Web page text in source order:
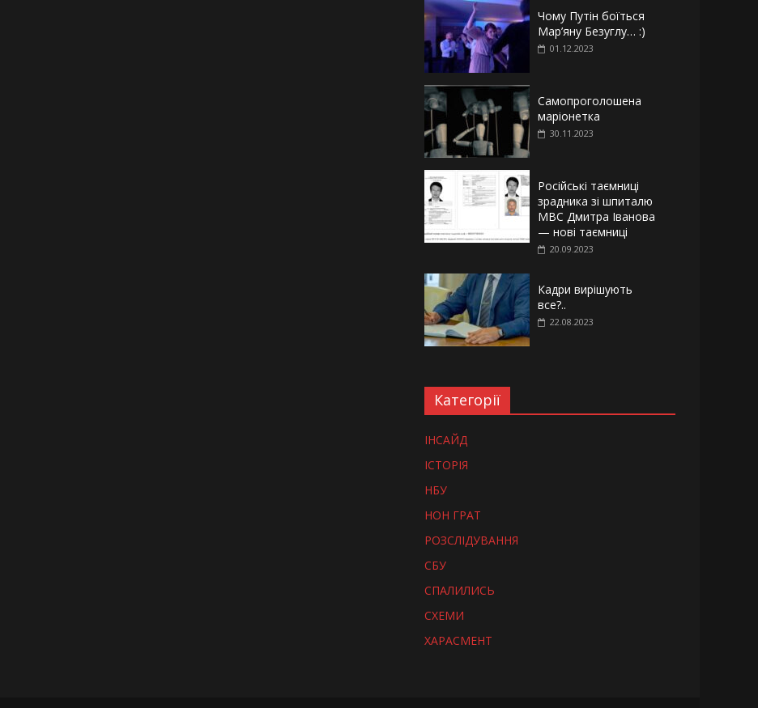
Чому Путін боїться
Мар’яну Безуглу… :)
01.12.2023
Самопроголошена
маріонетка
30.11.2023
Російські таємниці
зрадника зі шпиталю
МВС Дмитра Іванова
— нові таємниці
20.09.2023
Кадри вирішують
все?..
22.08.2023
Категорії
ІНСАЙД
ІСТОРІЯ
НБУ
НОН ГРАТ
РОЗСЛІДУВАННЯ
СБУ
СПАЛИЛИСЬ
СХЕМИ
ХАРАСМЕНТ